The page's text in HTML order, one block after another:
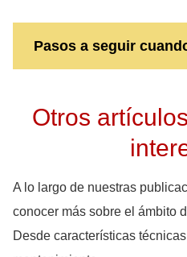
Pasos a seguir
Otros
A lo largo de nuestras
conocer más sobre el ámbito
Desde características